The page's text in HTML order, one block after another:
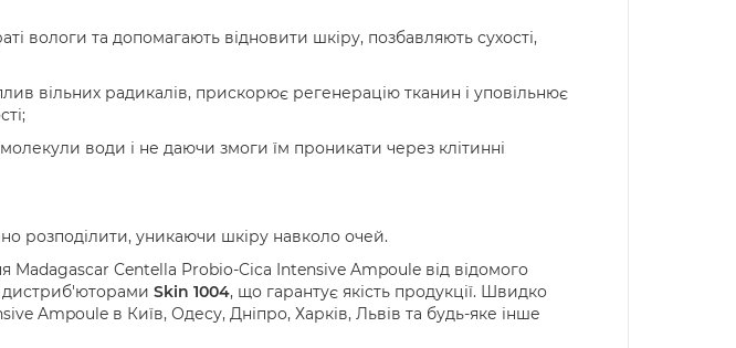
вологи та допомагають відновити шкіру, позбавляють сухості,
вільних радикалів, прискорює регенерацію тканин і уповільнює
води і не даючи змоги їм проникати через клітинні
розподілити, уникаючи шкіру навколо очей.
Madagascar Centella Probio-Cica Intensive Ampoule від відомого
дистриб'юторами Skin 1004, що гарантує якість продукції. Швидко
Ampoule в Київ, Одесу, Дніпро, Харків, Львів та будь-яке інше